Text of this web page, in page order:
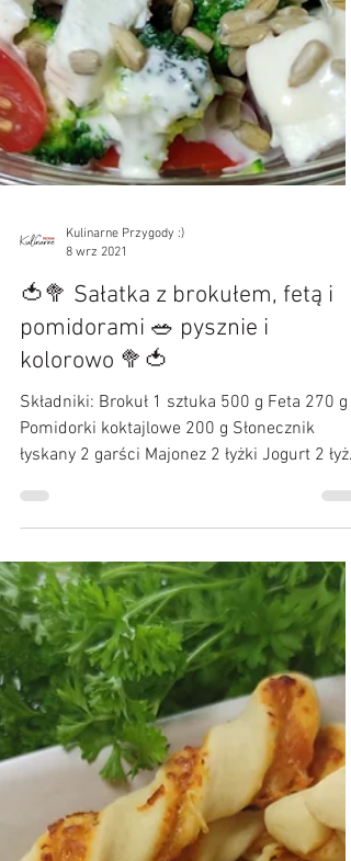
Kulinarne Przygody :)
🍅🥦 Sałatka z brokułem, fetą i
pomidorami 🥗 pysznie i
kolorowo 🥦🍅
Składniki: Brokuł 1 sztuka 500 g Feta 270 g
Pomidorki koktajlowe 200 g Słonecznik
łyskany 2 garści Majonez 2 łyżki Jogurt 2 łyżki
Czosnek...